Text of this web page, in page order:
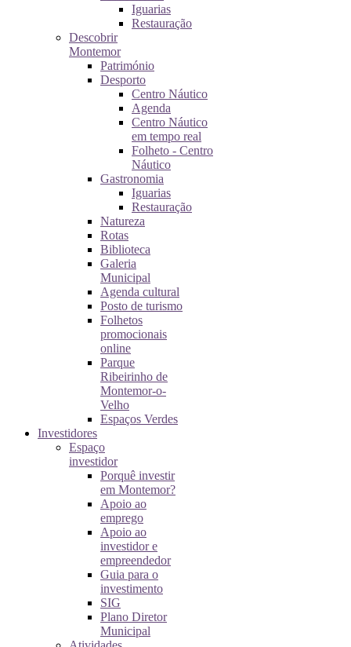
Iguarias
Restauração
Descobrir
Montemor
Património
Desporto
Centro Náutico
Agenda
Centro Náutico
em tempo real
Folheto - Centro
Náutico
Gastronomia
Iguarias
Restauração
Natureza
Rotas
Biblioteca
Galeria
Municipal
Agenda cultural
Posto de turismo
Folhetos
promocionais
online
Parque
Ribeirinho de
Montemor-o-
Velho
Espaços Verdes
Investidores
Espaço
investidor
Porquê investir
em Montemor?
Apoio ao
emprego
Apoio ao
investidor e
empreendedor
Guia para o
investimento
SIG
Plano Diretor
Municipal